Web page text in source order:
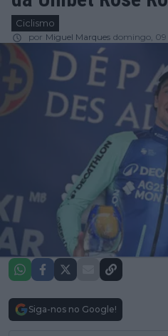
Ciclismo
por Miguel Marques domingo, 09
Siga-nos no Google!